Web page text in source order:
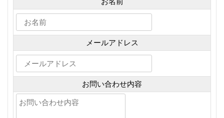
メールアドレス
お問い合わせ内容